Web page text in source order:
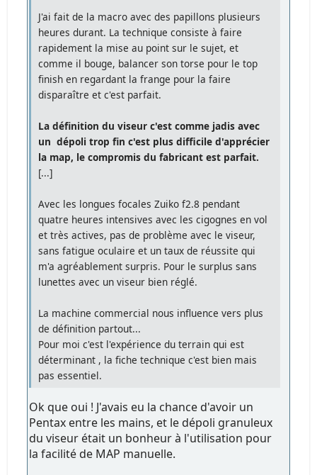
J'ai fait de la macro avec des papillons plusieurs
heures durant. La technique consiste à faire
rapidement la mise au point sur le sujet, et
comme il bouge, balancer son torse pour le top
finish en regardant la frange pour la faire
disparaître et c'est parfait.
La définition du viseur c'est comme jadis avec
un dépoli trop fin c'est plus difficile d'apprécier
la map, le compromis du fabricant est parfait.
[...]
Avec les longues focales Zuiko f2.8 pendant
quatre heures intensives avec les cigognes en vol
et très actives, pas de problème avec le viseur,
sans fatigue oculaire et un taux de réussite qui
m'a agréablement surpris. Pour le surplus sans
lunettes avec un viseur bien réglé.
La machine commercial nous influence vers plus
de définition partout...
Pour moi c'est l'expérience du terrain qui est
déterminant , la fiche technique c'est bien mais
pas essentiel.
Ok que oui ! J'avais eu la chance d'avoir un
Pentax entre les mains, et le dépoli granuleux
du viseur était un bonheur à l'utilisation pour
la facilité de MAP manuelle.